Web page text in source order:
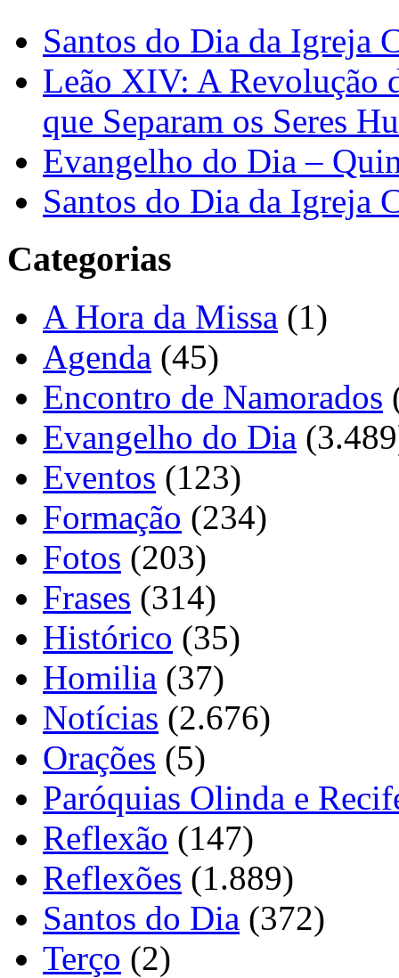
Santos do Dia da Igreja
Leão XIV: A Revolução
que Separam os Seres
Evangelho do Dia –
Santos do Dia da Igreja
Categorias
A Hora da Missa (1)
Agenda (45)
Encontro de Namorados
Evangelho do Dia
Eventos (123)
Formação (234)
Fotos (203)
Frases (314)
Histórico (35)
Homilia (37)
Notícias (2.676)
Orações (5)
Paróquias Olinda e
Reflexão (147)
Reflexões (1.889)
Santos do Dia (372)
Terço (2)